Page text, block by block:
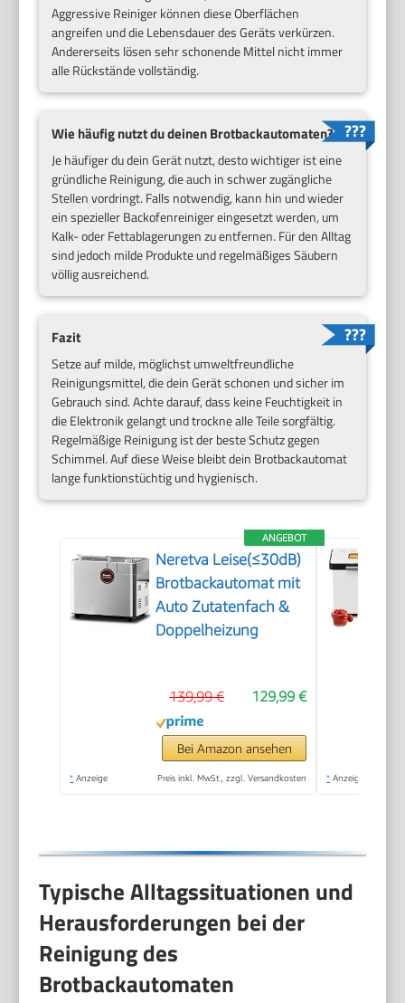
Aggressive Reiniger können diese Oberflächen
angreifen und die Lebensdauer des Geräts verkürzen.
Andererseits lösen sehr schonende Mittel nicht immer
alle Rückstände vollständig.
Wie häufig nutzt du deinen Brotbackautomaten?
Je häufiger du dein Gerät nutzt, desto wichtiger ist eine
gründliche Reinigung, die auch in schwer zugängliche
Stellen vordringt. Falls notwendig, kann hin und wieder
ein spezieller Backofenreiniger eingesetzt werden, um
Kalk- oder Fettablagerungen zu entfernen. Für den Alltag
sind jedoch milde Produkte und regelmäßiges Säubern
völlig ausreichend.
Fazit
Setze auf milde, möglichst umweltfreundliche
Reinigungsmittel, die dein Gerät schonen und sicher im
Gebrauch sind. Achte darauf, dass keine Feuchtigkeit in
die Elektronik gelangt und trockne alle Teile sorgfältig.
Regelmäßige Reinigung ist der beste Schutz gegen
Schimmel. Auf diese Weise bleibt dein Brotbackautomat
lange funktionstüchtig und hygienisch.
ANGEBOT
Neretva Leise(≤30dB)
Brotbackautomat mit
Auto Zutatenfach &
Doppelheizung
129,99 €
139,99 €
Bei Amazon ansehen
* Anzeige Preis inkl. MwSt., zzgl. Versandkosten * Anzeige
Typische Alltagssituationen und
Herausforderungen bei der
Reinigung des
Brotbackautomaten